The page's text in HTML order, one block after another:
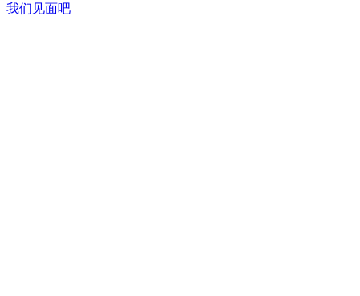
我们见面吧